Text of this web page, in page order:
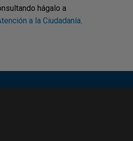
Manual de uso
noviembre de
hágalo a
a la Ciudadanía.